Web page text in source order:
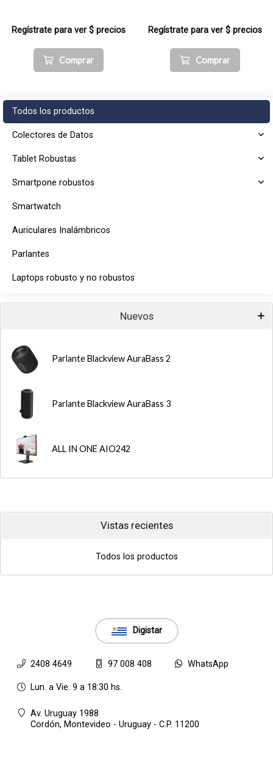
Todos los productos
Colectores de Datos
Tablet Robustas
Smartpone robustos
Smartwatch
Auriculares Inalámbricos
Parlantes
Laptops robusto y no robustos
Nuevos
Parlante Blackview AuraBass 2
Parlante Blackview AuraBass 3
ALL IN ONE AIO242
Regístrate para ver $ precios
Comprar
Regístrate para ver $ precios
Comprar
Vistas recientes
Todos los productos
Digistar
2408 4649 97 008 408 WhatsApp
Lun. a Vie. 9 a 18:30 hs.
Av. Uruguay 1988
Cordón, Montevideo - Uruguay - C.P. 11200